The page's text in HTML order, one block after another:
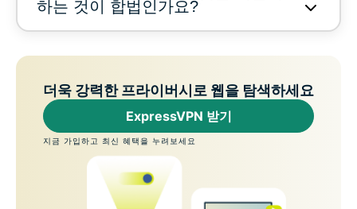
하는 것이 합법인가요?
더욱 강력한 프라이버시로 웹을 탐색하세요
ExpressVPN 받기
지금 가입하고 최신 혜택을 누려보세요